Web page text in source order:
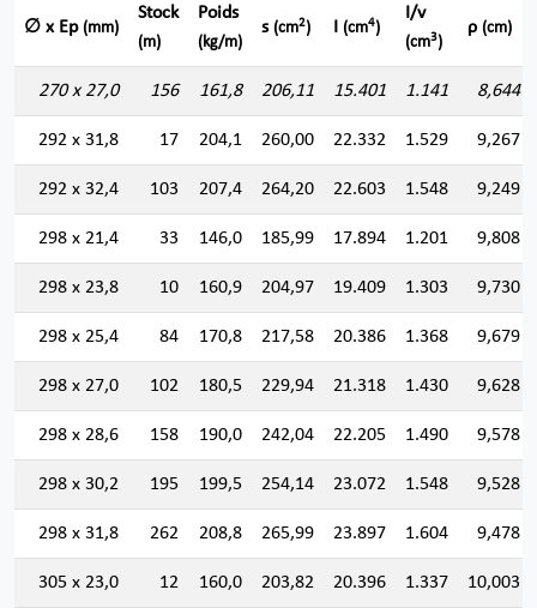
∅ x Ep (mm)
Stock
(m)
Poids
(kg/m)
s (cm2) I (cm4)
I/v
(cm3)
ρ (cm)
270 x 27,0 156 161,8 206,11 15.401 1.141 8,644
292 x 31,8 17 204,1 260,00 22.332 1.529 9,267
292 x 32,4 103 207,4 264,20 22.603 1.548 9,249
298 x 21,4 33 146,0 185,99 17.894 1.201 9,808
298 x 23,8 10 160,9 204,97 19.409 1.303 9,730
298 x 25,4 84 170,8 217,58 20.386 1.368 9,679
298 x 27,0 102 180,5 229,94 21.318 1.430 9,628
298 x 28,6 158 190,0 242,04 22.205 1.490 9,578
298 x 30,2 195 199,5 254,14 23.072 1.548 9,528
298 x 31,8 262 208,8 265,99 23.897 1.604 9,478
305 x 23,0 12 160,0 203,82 20.396 1.337 10,003